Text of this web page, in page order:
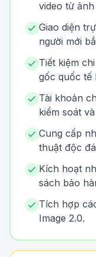
video từ
Giao diện
người mới
Tiết kiệm
gốc quốc tế
Tài khoản
kiểm soát
Cung cấp
thuật độc
Kích hoạt
sách bảo
Tích hợp
Image 2.0.